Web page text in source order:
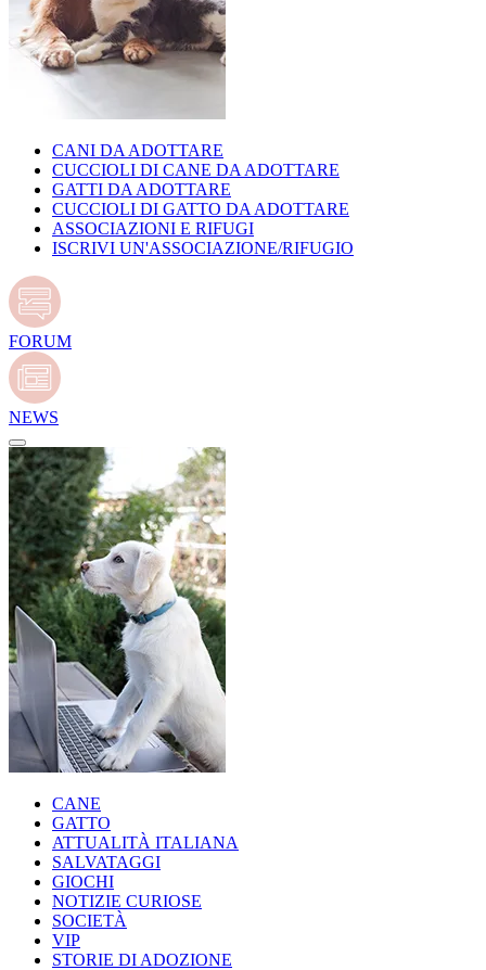
CANI DA ADOTTARE
CUCCIOLI DI CANE DA ADOTTARE
GATTI DA ADOTTARE
CUCCIOLI DI GATTO DA ADOTTARE
ASSOCIAZIONI E RIFUGI
ISCRIVI UN'ASSOCIAZIONE/RIFUGIO
FORUM
NEWS
CANE
GATTO
ATTUALITÀ ITALIANA
SALVATAGGI
GIOCHI
NOTIZIE CURIOSE
SOCIETÀ
VIP
STORIE DI ADOZIONE